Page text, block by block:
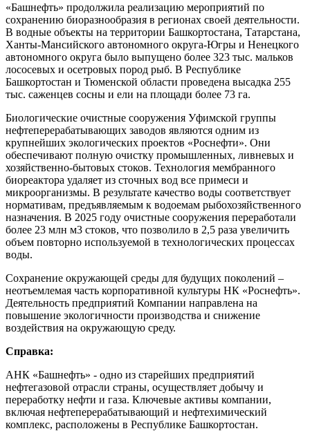
«Башнефть» продолжила реализацию мероприятий по
сохранению биоразнообразия в регионах своей деятельности.
В водные объекты на территории Башкортостана, Татарстана,
Ханты-Мансийского автономного округа-Югры и Ненецкого
автономного округа было выпущено более 323 тыс. мальков
лососевых и осетровых пород рыб. В Республике
Башкортостан и Тюменской области проведена высадка 255
тыс. саженцев сосны и ели на площади более 73 га.
Биологические очистные сооружения Уфимской группы
нефтеперерабатывающих заводов являются одним из
крупнейших экологических проектов «Роснефти». Они
обеспечивают полную очистку промышленных, ливневых и
хозяйственно-бытовых стоков. Технология мембранного
биореактора удаляет из сточных вод все примеси и
микроорганизмы. В результате качество воды соответствует
нормативам, предъявляемым к водоемам рыбохозяйственного
назначения. В 2025 году очистные сооружения переработали
более 23 млн м3 стоков, что позволило в 2,5 раза увеличить
объем повторно используемой в технологических процессах
воды.
Сохранение окружающей среды для будущих поколений –
неотъемлемая часть корпоративной культуры НК «Роснефть».
Деятельность предприятий Компании направлена на
повышение экологичности производства и снижение
воздействия на окружающую среду.
Справка:
АНК «Башнефть» - одно из старейших предприятий
нефтегазовой отрасли страны, осуществляет добычу и
переработку нефти и газа. Ключевые активы компании,
включая нефтеперерабатывающий и нефтехимический
комплекс, расположены в Республике Башкортостан.